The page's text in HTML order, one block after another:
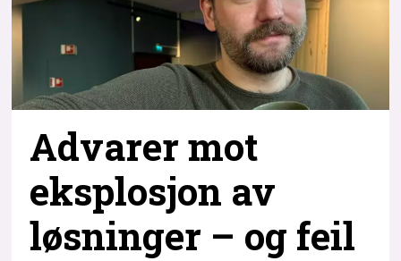
Advarer mot
eksplosjon av
løsninger – og feil